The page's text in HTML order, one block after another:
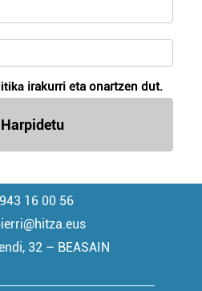
irakurri eta onartzen dut.
Harpidetu
943 16 00 56
32 – BEASAIN